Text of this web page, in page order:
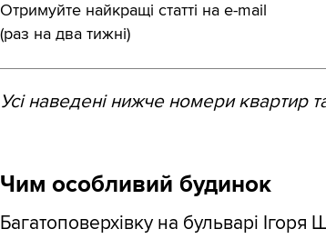
Отримуйте найкращі статті на e-mail
(раз на два тижні)
Усі наведені нижче номери квартир
Чим особливий будинок
Багатоповерхівку на бульварі